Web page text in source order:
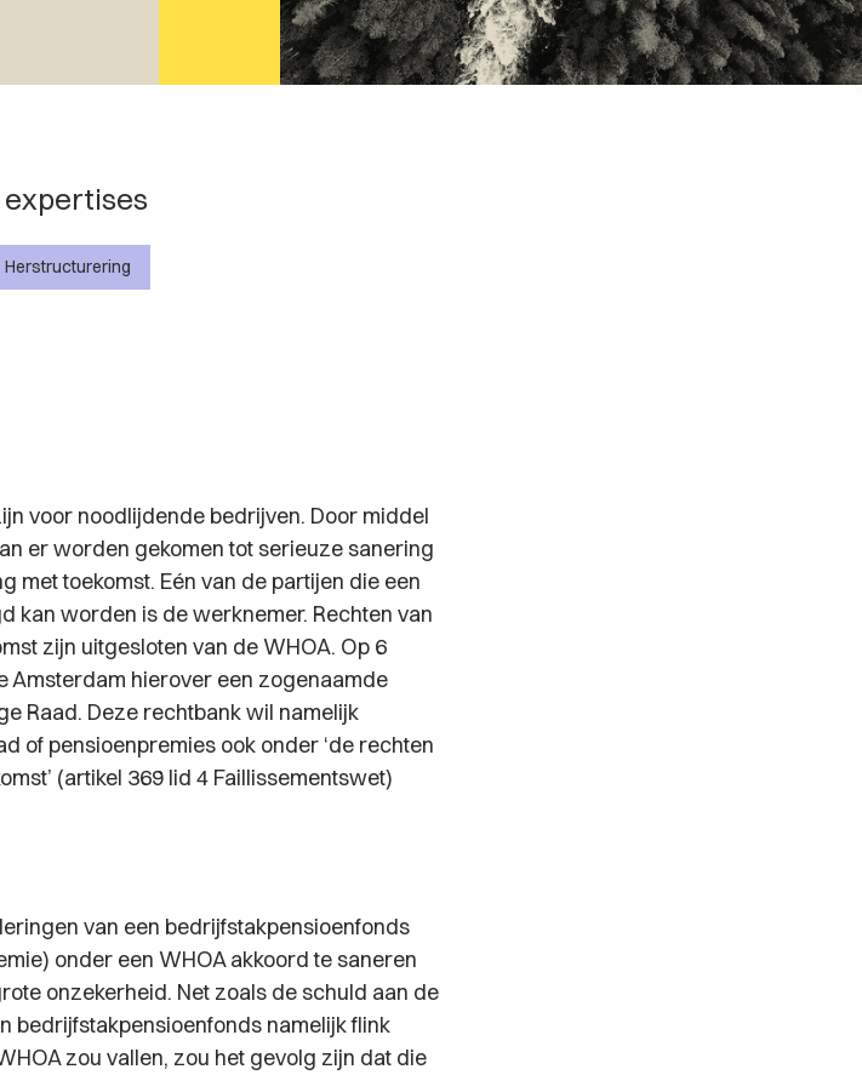
voor noodlijdende bedrijven. Door middel
er worden gekomen tot serieuze sanering
met toekomst. Eén van de partijen die een
kan worden is de werknemer. Rechten van
zijn uitgesloten van de WHOA. Op 6
Amsterdam hierover een zogenaamde
Raad. Deze rechtbank wil namelijk
of pensioenpremies ook onder ‘de rechten
(artikel 369 lid 4 Faillissementswet)
van een bedrijfstakpensioenfonds
onder een WHOA akkoord te saneren
onzekerheid. Net zoals de schuld aan de
bedrijfstakpensioenfonds namelijk flink
zou vallen, zou het gevolg zijn dat die